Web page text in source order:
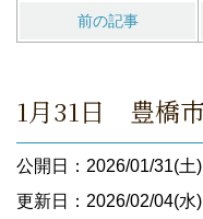
前の記事
1月31日 豊橋
公開日：2026/01/31(土)
更新日：2026/02/04(水)